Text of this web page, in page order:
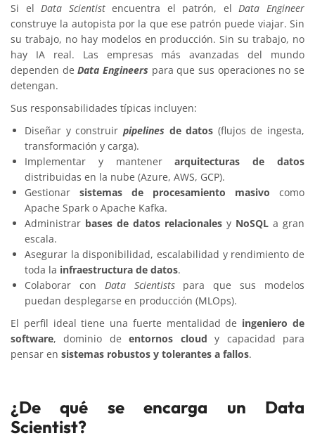
Si el Data Scientistencuentra el patrón, el Data Engineer
construye la autopista por la que ese patrón puede viajar. Sin
su trabajo, no hay modelos en producción. Sin su trabajo, no
hay IA real. Las empresas más avanzadas del mundo
dependen deData Engineers para que sus operaciones no se
detengan.
Sus responsabilidades típicas incluyen:
Diseñar y construir pipelines de datos (flujos de ingesta,
transformación y carga).
Implementar y mantenerarquitecturas de datos
distribuidas en la nube (Azure, AWS, GCP).
Gestionar sistemas de procesamiento masivo como
Apache Spark o Apache Kafka.
Administrar bases de datos relacionales y NoSQL a gran
escala.
Asegurar la disponibilidad, escalabilidad y rendimiento de
toda la infraestructura de datos.
Colaborar con Data Scientistspara que sus modelos
puedan desplegarse en producción (MLOps).
El perfil ideal tiene una fuerte mentalidad de ingeniero de
software, dominio deentornos cloud y capacidad para
pensar en sistemas robustos y tolerantes a fallos.
¿De qué se encarga un Data
Scientist?